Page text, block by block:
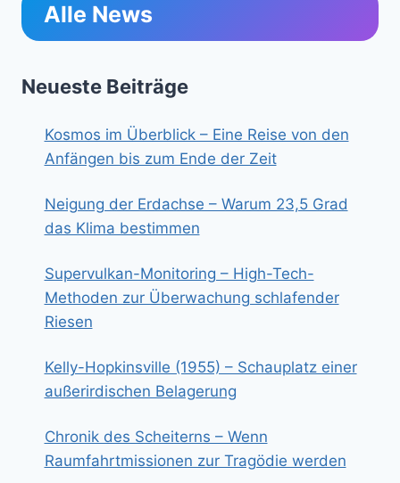
Alle News
Neueste Beiträge
Kosmos im Überblick – Eine Reise von den
Anfängen bis zum Ende der Zeit
Neigung der Erdachse – Warum 23,5 Grad
das Klima bestimmen
Supervulkan-Monitoring – High-Tech-
Methoden zur Überwachung schlafender
Riesen
Kelly-Hopkinsville (1955) – Schauplatz einer
außerirdischen Belagerung
Chronik des Scheiterns – Wenn
Raumfahrtmissionen zur Tragödie werden